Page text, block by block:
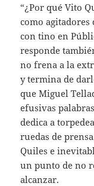
“¿Por qué Vito
como agitadores
con tino en
responde
no frena a la
y termina de
que Miguel
efusivas
dedica a
ruedas de
Quiles e
un punto de no
alcanzar.